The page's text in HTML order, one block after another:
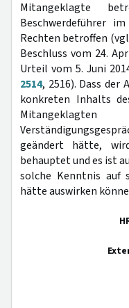
Mitangeklagte
Beschwerdeführer
Rechten betroffen
Beschluss vom 24.
Urteil vom 5. Juni
2514, 2516). Dass der
konkreten Inhalts
geändert hätte,
behauptet und es ist
solche Kenntnis auf
hätte auswirken